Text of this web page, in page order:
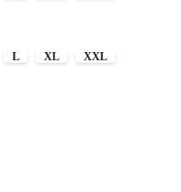
L XL
XXL